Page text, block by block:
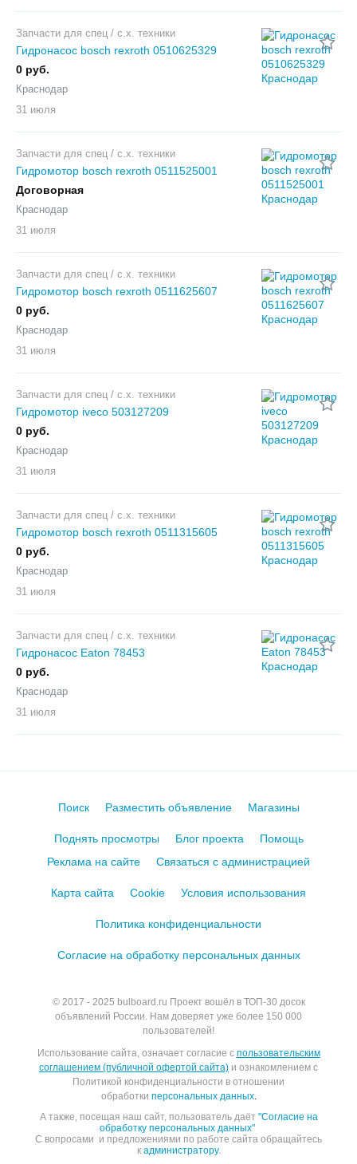
Запчасти для спец / с.х. техники
Гидронасос bosch rexroth 0510625329
0 руб.
Краснодар
31 июля
Запчасти для спец / с.х. техники
Гидромотор bosch rexroth 0511525001
Договорная
Краснодар
31 июля
Запчасти для спец / с.х. техники
Гидромотор bosch rexroth 0511625607
0 руб.
Краснодар
31 июля
Запчасти для спец / с.х. техники
Гидромотор iveco 503127209
0 руб.
Краснодар
31 июля
Запчасти для спец / с.х. техники
Гидромотор bosch rexroth 0511315605
0 руб.
Краснодар
31 июля
Запчасти для спец / с.х. техники
Гидронасос Eaton 78453
0 руб.
Краснодар
31 июля
© 2017 - 2025 bulboard.ru Проект вошёл в ТОП-30 досок
объявлений России. Нам доверяет уже более 150 000
пользователей!
Использование сайта, означает согласие с пользовательским
соглашением (публичной офертой сайта) и ознакомлением с
Политикой конфиденциальности в отношении
обработки персональных данных.
А также, посещая наш сайт, пользователь даёт "Согласие на
обработку персональных данных"
С вопросами и предложениями по работе сайта обращайтесь
к администратору.
Поиск Разместить объявление Магазины
Поднять просмотры Блог проекта
Помощь
Реклама на сайте
Связаться с администрацией
Карта сайта Cookie Условия использования
Политика конфиденциальности
Согласие на обработку персональных данных